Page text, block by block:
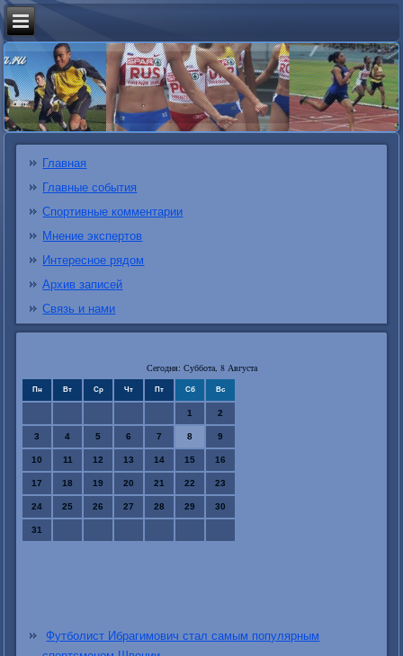
Главная
Главные события
Спортивные комментарии
Мнение экспертов
Интересное рядом
Архив записей
Связь и нами
Сегодня: Суббота, 8 Августа
Пн Вт Ср Чт Пт Сб Вс
1 2
3 4 5 6 7 8 9
10 11 12 13 14 15 16
17 18 19 20 21 22 23
24 25 26 27 28 29 30
31
Футболист Ибрагимович стал самым популярным